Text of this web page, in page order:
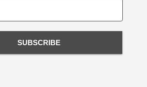
SUBSCRIBE